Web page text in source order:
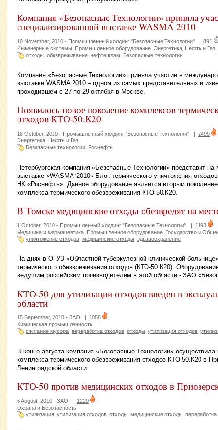
Компания «Безопасные Технологии» приняла
специализированной выставке WASMA 2010
10 November, 2010 - Промышленный холдинг "Безопасные Технологии" | 891
Инженерные системы
Промышленное оборудование Энергетика, Нефть и Газ
отходы обезвреживание нефтешлам Безопасные технологии
Компания «Безопасные Технологии» приняла участие в
выставке WASMA 2010 – одном из самых представительных и
проходившем с 27 по 29 октября в Москве.
Появилось новое поколение комплексов
отходов КТО-50.К20
18 October, 2010 - Промышленный холдинг "Безопасные Технологии"
2499
Энергетика, Нефть и Газ
Безопасные технологии
Роснефть
Петербургская компания «Безопасные Технологии» представит
выставке «WASMA ′2010» Блок термического уничтожения
НК «Роснефть». Данное оборудование является вторым
комплекса термического обезвреживания КТО-50.К20.
В Томске медицинские отходы обезвредят на
1 October, 2010 - Промышленный холдинг "Безопасные Технологии" | 1193
Медицина и Фармацевтика Промышленное оборудование Государство и
уничтожение отходов медицинские отходы здравоохранение
На днях в ОГУЗ «Областной туберкулезной клинической
термического обезвреживания отходов (КТО-50.К20).
ведущим российским производителем в этой области - ЗАО
КТО-50 для утилизации отходов введен в
области
15 September, 2010 - ЗАО
1058
Химическая промышленность
сжигание мусора переработка отходов отходы утилизация отходов
В конце августа компания «Безопасные Технологии»
комплекса термического обезвреживания отходов КТО-50.К20 в
Ленинградской области.
КТО-50 против медицинских отходов в
6 August, 2010 - ЗАО | 1220
Охрана и Безопасность
утилизация утилизация отходов отходы медицинские отходы переработка